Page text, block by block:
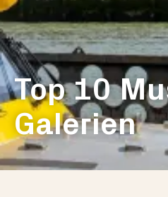
Top 10
Galerien